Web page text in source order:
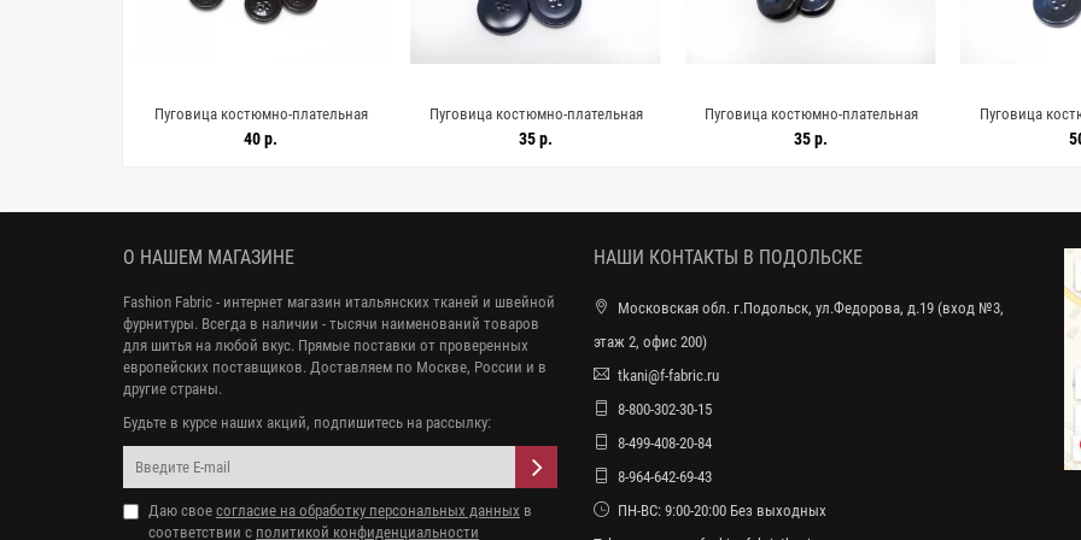
Пуговица костюмно-плательная
пластик 14 мм Коричневая (XX1)
40 р.
Пуговица костюмно-плательная
пластик 18 мм темно-синяя (О-3)
35 р.
Пуговица костюмно-плательная
пластик 18 мм темно-синяя (О-3)
35 р.
Пуговица
пластик 22 мм
О НАШЕМ МАГАЗИНЕ
Fashion Fabric - интернет магазин итальянских тканей и швейной
фурнитуры. Всегда в наличии - тысячи наименований товаров
для шитья на любой вкус. Прямые поставки от проверенных
европейских поставщиков. Доставляем по Москве, России и в
другие страны.
Будьте в курсе наших акций, подпишитесь на рассылку:
Даю свое согласие на обработку персональных данных в
соответствии с политикой конфиденциальности
НАШИ КОНТАКТЫ В ПОДОЛЬСКЕ
Московская обл. г.Подольск, ул.Федорова, д.19 (вход №3,
этаж 2, офис 200)
tkani@f-fabric.ru
8-800-302-30-15
8-499-408-20-84
8-964-642-69-43
ПН-ВС: 9:00-20:00 Без выходных